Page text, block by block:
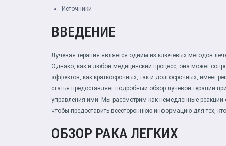
Источники
ВВЕДЕНИЕ
Лучевая терапия является одним из ключевых методов
Однако, как и любой медицинский процесс, она может
эффектов, как краткосрочных, так и долгосрочных, имеет
статья предоставляет подробный обзор лучевой терапии
управления ими. Мы рассмотрим как немедленные
чтобы предоставить всестороннюю информацию для тех,
ОБЗОР РАКА ЛЕГКИХ